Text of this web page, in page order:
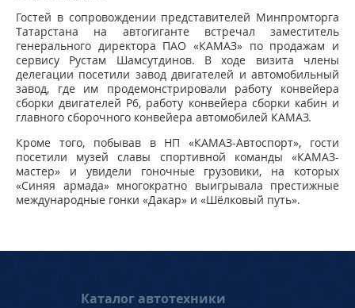
Гостей в сопровождении представителей Минпромторга
Татарстана на автогиганте встречал заместитель
генерального директора ПАО «КАМАЗ» по продажам и
сервису Рустам Шамсутдинов. В ходе визита члены
делегации посетили завод двигателей и автомобильный
завод, где им продемонстрировали работу конвейера
сборки двигателей Р6, работу конвейера сборки кабин и
главного сборочного конвейера автомобилей КАМАЗ.
Кроме того, побывав в НП «КАМАЗ-Автоспорт», гости
посетили музей славы спортивной команды «КАМАЗ-
мастер» и увидели гоночные грузовики, на которых
«Синяя армада» многократно выигрывала престижные
международные гонки «Дакар» и «Шёлковый путь».
Каталог автотехники